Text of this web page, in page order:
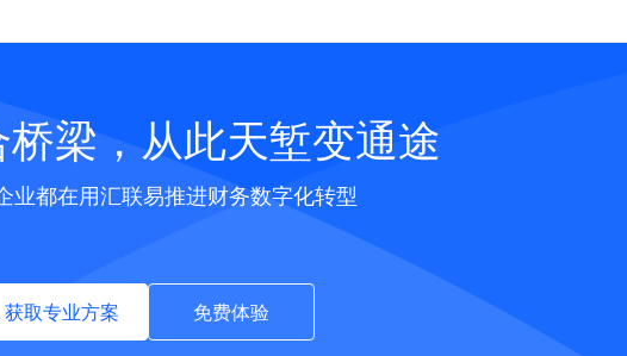
梁，从此天堑变通途
业都在用汇联易推进财务数字化转型
取专业方案 免费体验